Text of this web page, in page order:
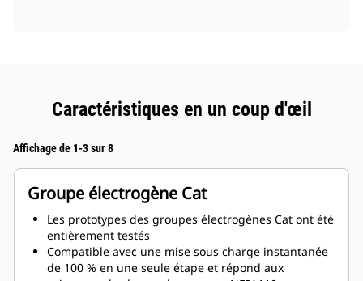
Caractéristiques en un coup d'œil
Affichage de 1-3 sur 8
Groupe électrogène Cat
Les prototypes des groupes électrogènes Cat ont été
entièrement testés
Compatible avec une mise sous charge instantanée
de 100 % en une seule étape et répond aux